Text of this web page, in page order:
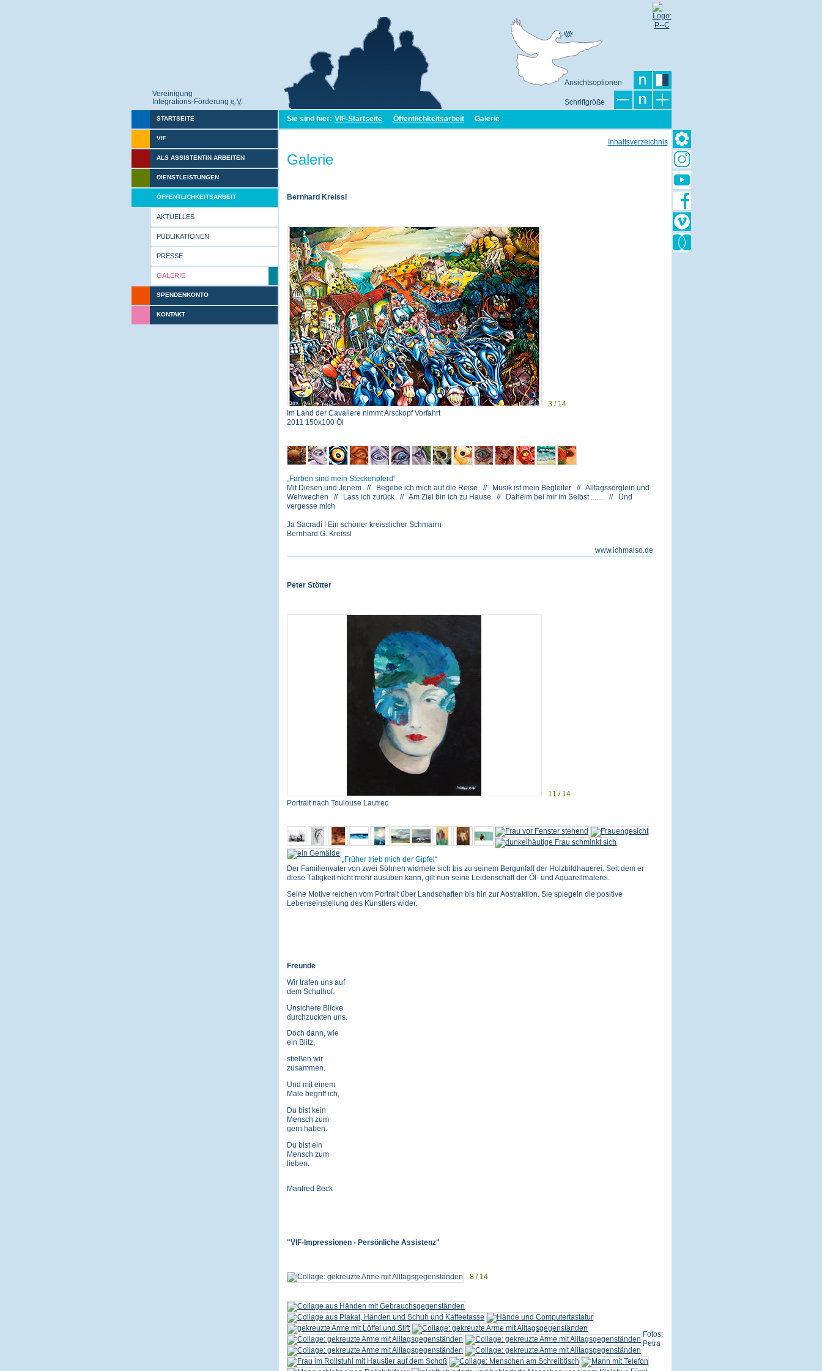
Vereinigung
Integrations-Förderung e.V.
Ansichtsoptionen
Schriftgröße
STARTSEITE
VIF
ALS ASSISTENTIN ARBEITEN
DIENSTLEISTUNGEN
ÖFFENTLICHKEITSARBEIT
AKTUELLES
PUBLIKATIONEN
PRESSE
GALERIE
SPENDENKONTO
KONTAKT
Sie sind hier: VIF-Startseite Öffentlichkeitsarbeit Galerie
Inhaltsverzeichnis
Galerie
Bernhard Kreissl
3 / 14
Im Land der Cavaliere nimmt Arsckopf Vorfahrt
2011 150x100 Öl
Farben sind mein Steckenpferd
Mit Diesen und Jenem // Begebe ich mich auf die Reise // Musik ist mein Begleiter // Alltagssörglein und
Wehwechen // Lass ich zurück // Am Ziel bin ich zu Hause // Daheim bei mir im Selbst ....... // Und
vergesse mich
Ja Sacradi ! Ein schöner kreisslicher Schmarrn
Bernhard G. Kreissl
www.ichmalso.de
Peter Stötter
11 / 14
Portrait nach Toulouse Lautrec
Früher trieb mich der Gipfel
Der Familienvater von zwei Söhnen widmete sich bis zu seinem Bergunfall der Holzbildhauerei. Seit dem er
diese Tätigkeit nicht mehr ausüben kann, gilt nun seine Leidenschaft der Öl- und Aquarellmalerei.
Seine Motive reichen vom Portrait über Landschaften bis hin zur Abstraktion. Sie spiegeln die positive
Lebenseinstellung des Künstlers wider.
Freunde
Wir trafen uns auf
dem Schulhof.
Unsichere Blicke
durchzuckten uns.
Doch dann, wie
ein Blitz,
stießen wir
zusammen.
Und mit einem
Male begriff ich,
Du bist kein
Mensch zum
gern haben.
Du bist ein
Mensch zum
lieben.
Manfred Beck
"VIF-Impressionen - Persönliche Assistenz"
8 / 14
Fotos:
Petra